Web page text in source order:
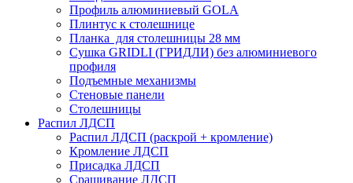
Профиль алюминиевый GOLA
Плинтус к столешнице
Планка для столешницы 28 мм
Сушка GRIDLI (ГРИДЛИ) без алюминиевого
профиля
Подъемные механизмы
Стеновые панели
Столешницы
Распил ЛДСП
Распил ЛДСП (раскрой + кромление)
Кромление ЛДСП
Присадка ЛДСП
Сращивание ЛДСП